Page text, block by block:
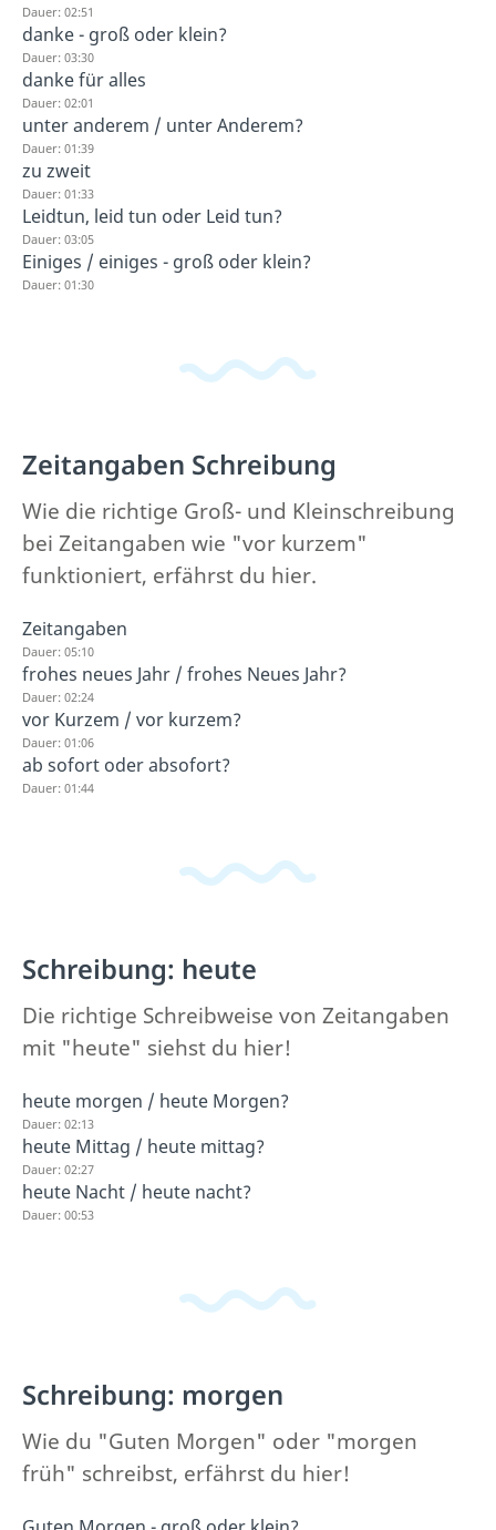
Dauer: 02:51
danke - groß oder klein?
Dauer: 03:30
danke für alles
Dauer: 02:01
unter anderem / unter Anderem?
Dauer: 01:39
zu zweit
Dauer: 01:33
Leidtun, leid tun oder Leid tun?
Dauer: 03:05
Einiges / einiges - groß oder klein?
Dauer: 01:30
Zeitangaben Schreibung
Wie die richtige Groß- und Kleinschreibung
bei Zeitangaben wie "vor kurzem"
funktioniert, erfährst du hier.
Zeitangaben
Dauer: 05:10
frohes neues Jahr / frohes Neues Jahr?
Dauer: 02:24
vor Kurzem / vor kurzem?
Dauer: 01:06
ab sofort oder absofort?
Dauer: 01:44
Schreibung: heute
Die richtige Schreibweise von Zeitangaben
mit "heute" siehst du hier!
heute morgen / heute Morgen?
Dauer: 02:13
heute Mittag / heute mittag?
Dauer: 02:27
heute Nacht / heute nacht?
Dauer: 00:53
Schreibung: morgen
Wie du "Guten Morgen" oder "morgen
früh" schreibst, erfährst du hier!